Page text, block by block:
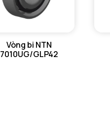
Vòng bi NTN
7010UG/GLP42